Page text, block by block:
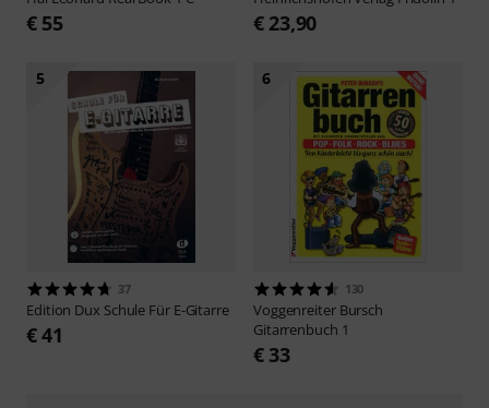
€ 55 € 23,90
5
37
Edition Dux Schule Für E-Gitarre
€ 41
6
130
Voggenreiter Bursch
Gitarrenbuch 1
€ 33